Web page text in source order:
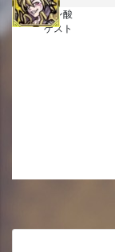
クェン酸
ゲスト